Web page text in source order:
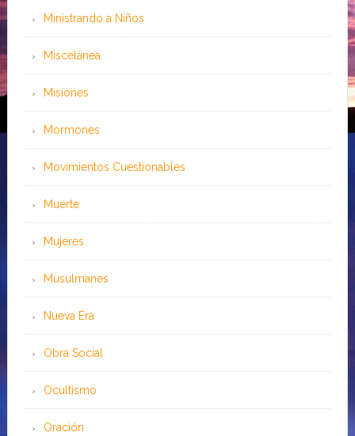
Ministrando a Niños
Miscelánea
Misiones
Mormones
Movimientos Cuestionables
Muerte
Mujeres
Musulmanes
Nueva Era
Obra Social
Ocultismo
Oración